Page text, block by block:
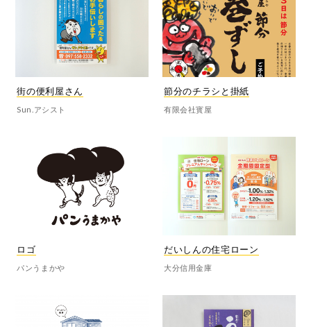
街の便利屋さん
Sun.アシスト
節分のチラシと掛紙
有限会社寳屋
ロゴ
パンうまかや
だいしんの住宅ローン
大分信用金庫